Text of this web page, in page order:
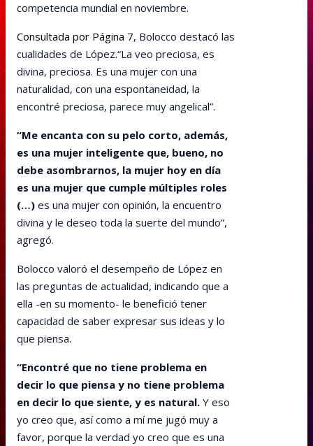
competencia mundial en noviembre.
Consultada por Página 7, Bolocco destacó las
cualidades de López.“La veo preciosa, es
divina, preciosa. Es una mujer con una
naturalidad, con una espontaneidad, la
encontré preciosa, parece muy angelical”.
“Me encanta con su pelo corto, además,
es una mujer inteligente que, bueno, no
debe asombrarnos, la mujer hoy en día
es una mujer que cumple múltiples roles
(…) es una mujer con opinión, la encuentro
divina y le deseo toda la suerte del mundo”,
agregó.
Bolocco valoró el desempeño de López en
las preguntas de actualidad, indicando que a
ella -en su momento- le benefició tener
capacidad de saber expresar sus ideas y lo
que piensa.
“Encontré que no tiene problema en
decir lo que piensa y no tiene problema
en decir lo que siente, y es natural. Y eso
yo creo que, así como a mí me jugó muy a
favor, porque la verdad yo creo que es una